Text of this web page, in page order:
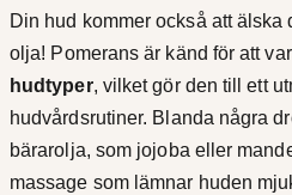
2
7
6
k
Din hud kommer också att älska
olja! Pomerans är känd för att
hudtyper, vilket gör den till ett
hudvårdsrutiner. Blanda några
bärarolja, som jojoba eller
massage som lämnar huden